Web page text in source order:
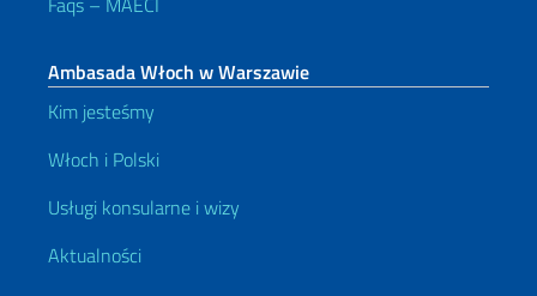
Ambasada Włoch w Warszawie
Kim jesteśmy
Włoch i Polski
Usługi konsularne i wizy
Aktualności